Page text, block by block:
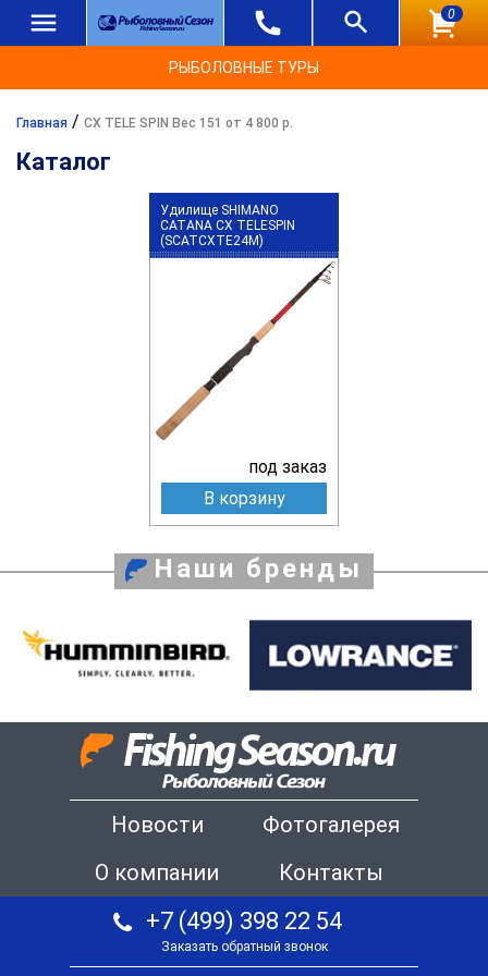
0
РЫБОЛОВНЫЕ ТУРЫ
Главная / CX TELE SPIN Вес 151 от 4 800 р.
Каталог
Удилище SHIMANO
CATANA CX TELESPIN
(SCATCXTE24M)
под заказ
В корзину
Наши бренды
Новости
Фотогалерея
О компании
Контакты
+7 (499) 398 22 54
Заказать обратный звонок